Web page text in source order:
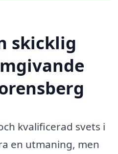
skicklig
kvalificerad svets i
en utmaning, men